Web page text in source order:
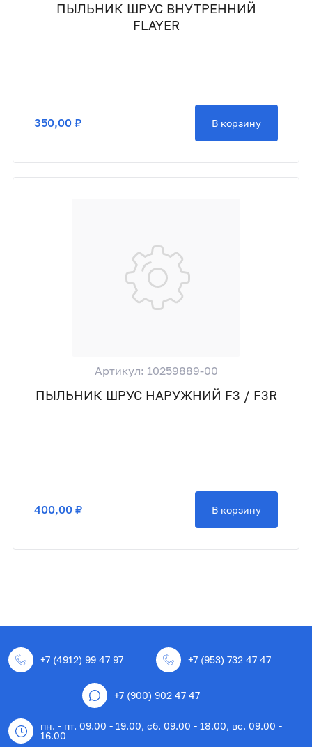
ПЫЛЬНИК ШРУС ВНУТРЕННИЙ
FLAYER
350,00 ₽ В корзину
Артикул: 10259889-00
ПЫЛЬНИК ШРУС НАРУЖНИЙ F3 / F3R
400,00 ₽ В корзину
+7 (4912) 99 47 97 +7 (953) 732 47 47
+7 (900) 902 47 47
пн. - пт. 09.00 - 19.00, сб. 09.00 - 18.00, вс. 09.00 -
16.00